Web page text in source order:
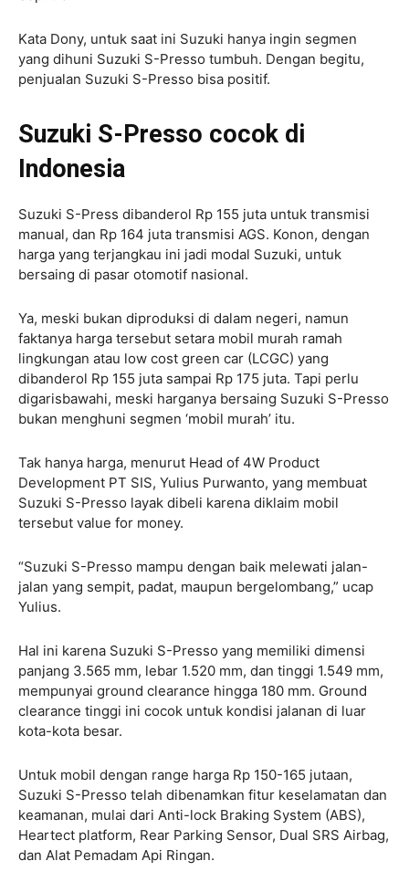
Kata Dony, untuk saat ini Suzuki hanya ingin segmen
yang dihuni Suzuki S-Presso tumbuh. Dengan begitu,
penjualan Suzuki S-Presso bisa positif.
Suzuki S-Presso cocok di
Indonesia
Suzuki S-Press dibanderol Rp 155 juta untuk transmisi
manual, dan Rp 164 juta transmisi AGS. Konon, dengan
harga yang terjangkau ini jadi modal Suzuki, untuk
bersaing di pasar otomotif nasional.
Ya, meski bukan diproduksi di dalam negeri, namun
faktanya harga tersebut setara mobil murah ramah
lingkungan atau low cost green car (LCGC) yang
dibanderol Rp 155 juta sampai Rp 175 juta. Tapi perlu
digarisbawahi, meski harganya bersaing Suzuki S-Presso
bukan menghuni segmen ‘mobil murah’ itu.
Tak hanya harga, menurut Head of 4W Product
Development PT SIS, Yulius Purwanto, yang membuat
Suzuki S-Presso layak dibeli karena diklaim mobil
tersebut value for money.
“Suzuki S-Presso mampu dengan baik melewati jalan-
jalan yang sempit, padat, maupun bergelombang,” ucap
Yulius.
Hal ini karena Suzuki S-Presso yang memiliki dimensi
panjang 3.565 mm, lebar 1.520 mm, dan tinggi 1.549 mm,
mempunyai ground clearance hingga 180 mm. Ground
clearance tinggi ini cocok untuk kondisi jalanan di luar
kota-kota besar.
Untuk mobil dengan range harga Rp 150-165 jutaan,
Suzuki S-Presso telah dibenamkan fitur keselamatan dan
keamanan, mulai dari Anti-lock Braking System (ABS),
Heartect platform, Rear Parking Sensor, Dual SRS Airbag,
dan Alat Pemadam Api Ringan.